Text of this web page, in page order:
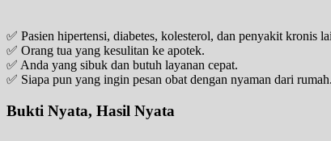
✅ Pasien hipertensi, diabetes, kolesterol, dan penyakit kronis
✅ Orang tua yang kesulitan ke apotek.
✅ Anda yang sibuk dan butuh layanan cepat.
✅ Siapa pun yang ingin pesan obat dengan nyaman dari rumah.
Bukti Nyata, Hasil Nyata